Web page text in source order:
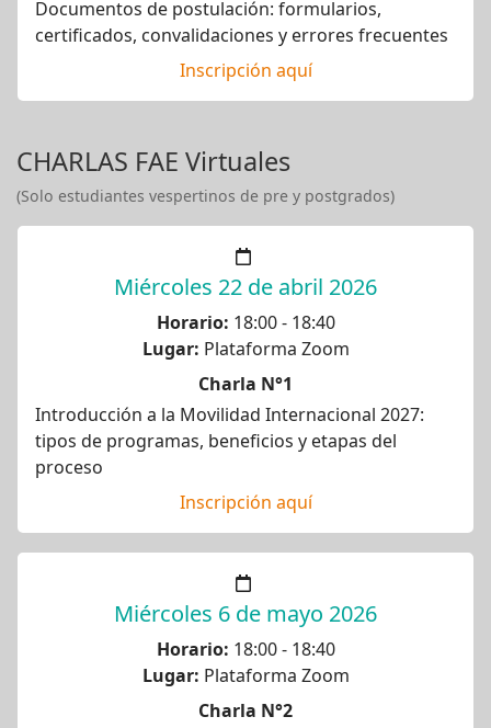
Documentos de postulación: formularios,
certificados, convalidaciones y errores frecuentes
Inscripción aquí
CHARLAS FAE Virtuales
(Solo estudiantes vespertinos de pre y postgrados)
Miércoles 22 de abril 2026
Horario: 18:00 - 18:40
Lugar: Plataforma Zoom
Charla N°1
Introducción a la Movilidad Internacional 2027:
tipos de programas, beneficios y etapas del
proceso
Inscripción aquí
Miércoles 6 de mayo 2026
Horario: 18:00 - 18:40
Lugar: Plataforma Zoom
Charla N°2